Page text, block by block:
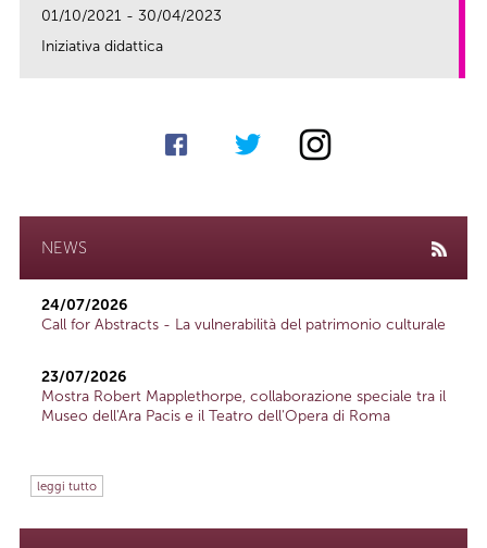
01/10/2021 - 30/04/2023
Iniziativa didattica
NEWS
24/07/2026
Call for Abstracts - La vulnerabilità del patrimonio culturale
23/07/2026
Mostra Robert Mapplethorpe, collaborazione speciale tra il
Museo dell'Ara Pacis e il Teatro dell'Opera di Roma
leggi tutto